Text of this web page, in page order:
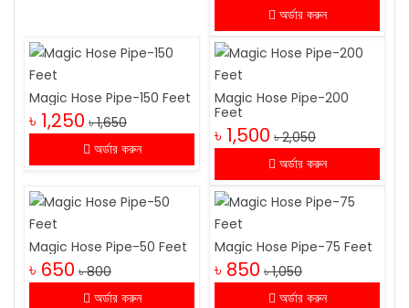
অর্ডার করুন
Magic Hose Pipe-150 Feet
৳ 1,250 ৳ 1,650
অর্ডার করুন
Magic Hose Pipe-200
Feet
৳ 1,500 ৳ 2,050
অর্ডার করুন
Magic Hose Pipe-50 Feet
৳ 650 ৳ 800
অর্ডার করুন
Magic Hose Pipe-75 Feet
৳ 850 ৳ 1,050
অর্ডার করুন